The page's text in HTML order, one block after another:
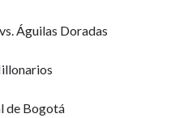
Águilas Doradas
de Bogotá